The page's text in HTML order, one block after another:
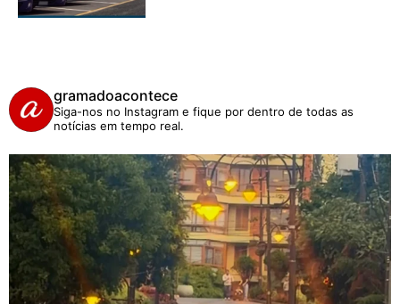
gramadoacontece
Siga-nos no Instagram e fique por dentro de todas as
notícias em tempo real.